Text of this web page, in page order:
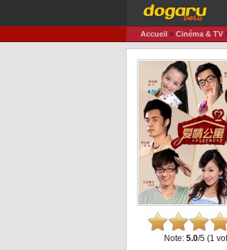
Accueil » Cinéma & TV
Note: 5.0/5 (1